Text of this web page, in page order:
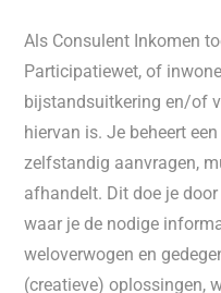
Als Consulent Inkomen
Participatiewet, of
bijstandsuitkering en/of
hiervan is. Je beheert
zelfstandig aanvragen,
afhandelt. Dit doe je
waar je de nodige
weloverwogen en
(creatieve) oplossingen,